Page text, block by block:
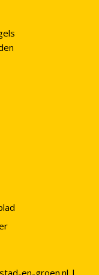
stad-en-groen.nl |